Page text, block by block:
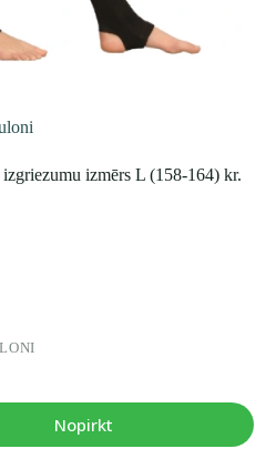
izmērs L (158-164) kr.
Nopirkt